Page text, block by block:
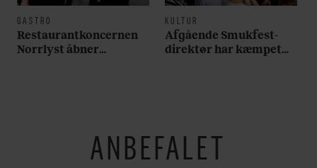
GASTRO
Restaurantkoncernen
Norrlyst åbner
KULTUR
Afgående Smukfest-
direktør har kæmpet
ANBEFALET